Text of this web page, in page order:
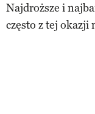
Najdroższe i
często z tej okazji